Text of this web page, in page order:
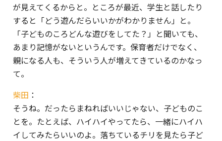
が見えてくるからと。ところが最近、学生と話したり
すると「どう遊んだらいいかがわかりません」と。
「子どものころどんな遊びをしてた？」と聞いても、
あまり記憶がないというんです。保育者だけでなく、
親になる人も、そういう人が増えてきているのかなっ
て。
柴田 ：
そうね。だったらまねればいいじゃない、子どものこ
とを。たとえば、ハイハイやってたら、一緒にハイハ
イしてみたらいいのよ。落ちているチリを見たら子ど